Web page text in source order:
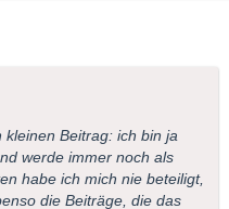
Beitrag: ich bin ja
werde immer noch als
habe ich mich nie beteiligt,
die Beiträge, die das